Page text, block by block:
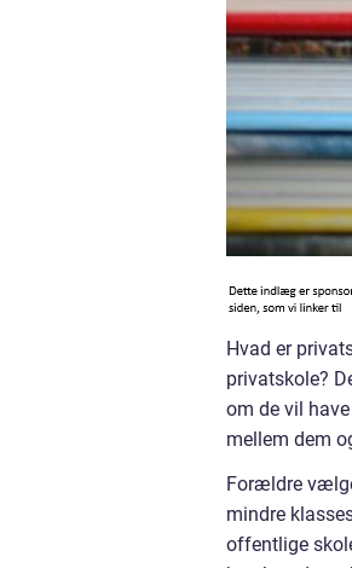
Hvad er
privatskole?
om de vil
mellem dem
Forældre
mindre
offentlige